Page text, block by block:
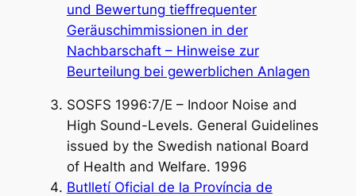
und Bewertung tieffrequenter
Geräuschimmissionen in der
Nachbarschaft – Hinweise zur
Beurteilung bei gewerblichen Anlagen
SOSFS 1996:7/E – Indoor Noise and
High Sound-Levels. General Guidelines
issued by the Swedish national Board
of Health and Welfare. 1996
Butlletí Oficial de la Província de